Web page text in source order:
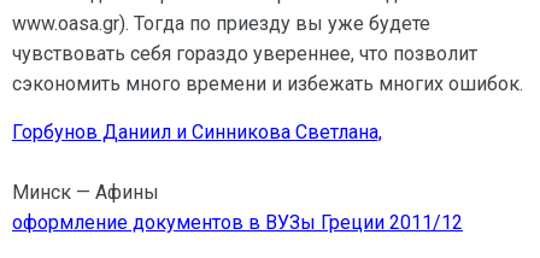
www.oasa.gr). Тогда по приезду вы уже будете
чувствовать себя гораздо увереннее, что позволит
сэкономить много времени и избежать многих ошибок.
Горбунов Даниил и Синникова Светлана,
Минск — Афины
оформление документов в ВУЗы Греции 2011/12